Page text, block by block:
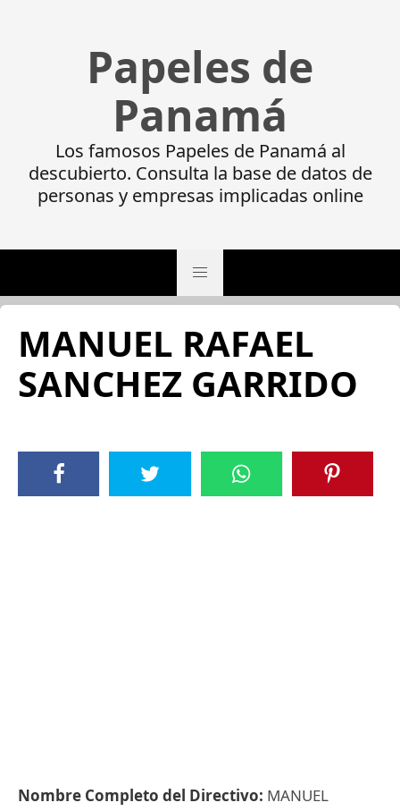
Papeles de
Panamá
Los famosos Papeles de Panamá al
descubierto. Consulta la base de datos de
personas y empresas implicadas online
MANUEL RAFAEL
SANCHEZ GARRIDO
Nombre Completo del Directivo: MANUEL